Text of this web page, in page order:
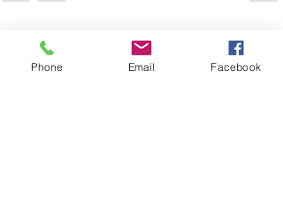
最新記事 すべて表示
Phone Email Facebook